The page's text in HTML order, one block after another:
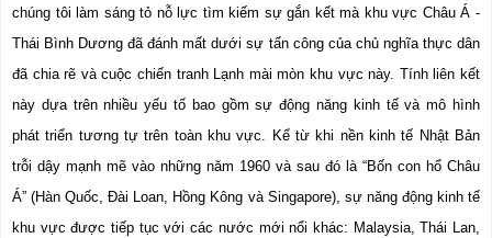
chúng tôi làm sáng tỏ nỗ lực tìm kiếm sự gắn kết mà khu vực Châu Á -
Thái Bình Dương đã đánh mất dưới sự tấn công của chủ nghĩa thực dân
đã chia rẽ và cuộc chiến tranh Lạnh mài mòn khu vực này. Tính liên kết
này dựa trên nhiều yếu tố bao gồm sự động năng kinh tế và mô hình
phát triển tương tự trên toàn khu vực. Kể từ khi nền kinh tế Nhật Bản
trỗi dậy mạnh mẽ vào những năm 1960 và sau đó là “Bốn con hổ Châu
Á” (Hàn Quốc, Đài Loan, Hồng Kông và Singapore), sự năng động kinh tế
khu vực được tiếp tục với các nước mới nổi khác: Malaysia, Thái Lan,